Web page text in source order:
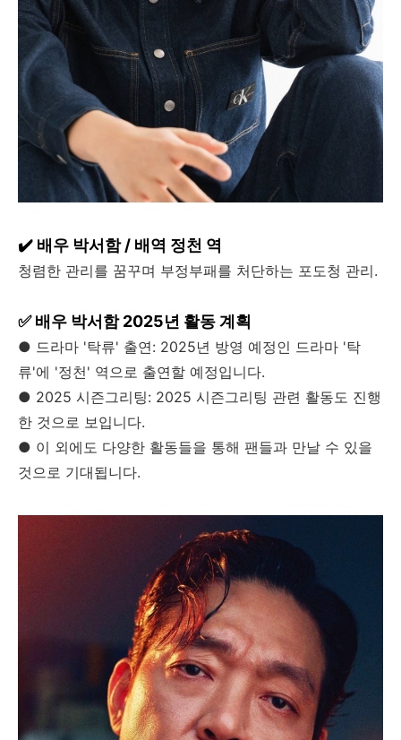
✔️ 배우 박서함 / 배역 정천 역
청렴한 관리를 꿈꾸며 부정부패를 처단하는 포도청 관리.
✅ 배우 박서함 2025년 활동 계획
● 드라마 '탁류' 출연: 2025년 방영 예정인 드라마 '탁
류'에 '정천' 역으로 출연할 예정입니다.
● 2025 시즌그리팅: 2025 시즌그리팅 관련 활동도 진행
한 것으로 보입니다.
● 이 외에도 다양한 활동들을 통해 팬들과 만날 수 있을
것으로 기대됩니다.